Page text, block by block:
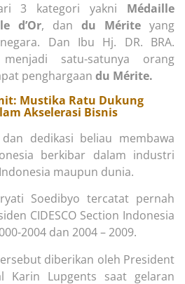
3 kategori yakni Médaille
d’Or, dan du Mérite yang
Dan Ibu Hj. DR. BRA.
satu-satunya orang
penghargaan du Mérite.
Mustika Ratu Dukung
Akselerasi Bisnis
dedikasi beliau membawa
berkibar dalam industri
maupun dunia.
Soedibyo tercatat pernah
CIDESCO Section Indonesia
2004 dan 2004 – 2009.
diberikan oleh President
Karin Lupgents saat gelaran